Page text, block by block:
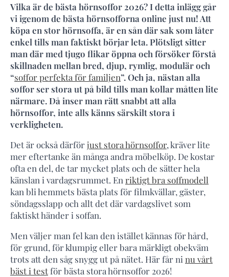
Vilka är de bästa hörnsoffor 2026? I detta inlägg går
vi igenom de bästa hörnsofforna online just nu! Att
köpa en stor hörnsoffa, är en sån där sak som låter
enkel tills man faktiskt börjar leta. Plötsligt sitter
man där med tjugo flikar öppna och försöker förstå
skillnaden mellan bred, djup, rymlig, modulär och
“soffor perfekta för familjen”. Och ja, nästan alla
soffor ser stora ut på bild tills man kollar måtten lite
närmare. Då inser man rätt snabbt att alla
hörnsoffor, inte alls känns särskilt stora i
verkligheten.
Det är också därförjust stora hörnsoffor, kräver lite
mer eftertanke än många andra möbelköp. De kostar
ofta en del, de tar mycket plats och de sätter hela
känslan i vardagsrummet. En riktigt bra soffmodell
kan bli hemmets bästa plats för filmkvällar, gäster,
söndagsslapp och allt det där vardagslivet som
faktiskt händer i soffan.
Men väljer man fel kan den istället kännas för hård,
för grund, för klumpig eller bara märkligt obekväm
trots att den såg snygg ut på nätet. Här får ni nu vårt
bäst i testför bästa stora hörnsoffor 2026!